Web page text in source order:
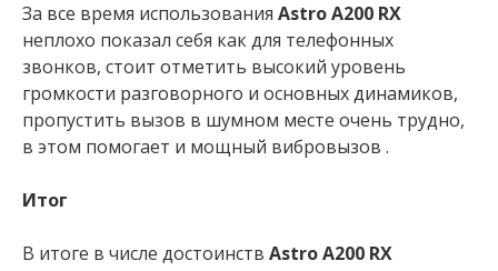
За все время использования Astro A200 RX
неплохо показал себя как для телефонных
звонков, стоит отметить высокий уровень
громкости разговорного и основных динамиков,
пропустить вызов в шумном месте очень трудно,
в этом помогает и мощный вибровызов .
Итог
В итоге в числе достоинств Astro A200 RX